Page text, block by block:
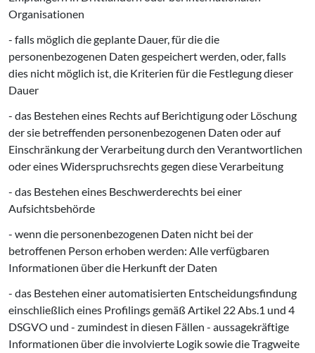
Organisationen
- falls möglich die geplante Dauer, für die die
personenbezogenen Daten gespeichert werden, oder, falls
dies nicht möglich ist, die Kriterien für die Festlegung dieser
Dauer
- das Bestehen eines Rechts auf Berichtigung oder Löschung
der sie betreffenden personenbezogenen Daten oder auf
Einschränkung der Verarbeitung durch den Verantwortlichen
oder eines Widerspruchsrechts gegen diese Verarbeitung
- das Bestehen eines Beschwerderechts bei einer
Aufsichtsbehörde
- wenn die personenbezogenen Daten nicht bei der
betroffenen Person erhoben werden: Alle verfügbaren
Informationen über die Herkunft der Daten
- das Bestehen einer automatisierten Entscheidungsfindung
einschließlich eines Profilings gemäß Artikel 22 Abs.1 und 4
DSGVO und - zumindest in diesen Fällen - aussagekräftige
Informationen über die involvierte Logik sowie die Tragweite